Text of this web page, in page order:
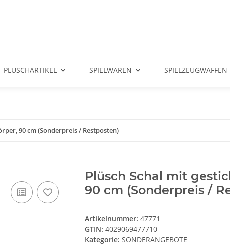
PLÜSCHARTIKEL SPIELWAREN SPIELZEUGWAFFEN
90 cm (Sonderpreis / Restposten)
Plüsch Schal mit
90 cm (Sonderpreis /
Artikelnummer: 47771
GTIN: 4029069477710
Kategorie: SONDERANGEBOTE